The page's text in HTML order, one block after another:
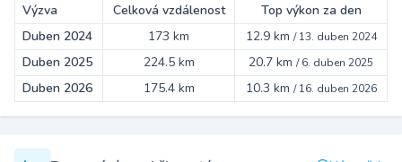
Výzva Celková vzdálenost
Top výkon za den
Duben 2024
173 km 12.9 km /13. duben 2024
Duben 2025 224.5 km 20.7 km /6. duben 2025
Duben 2026 175.4 km 10.3 km /16. duben 2026